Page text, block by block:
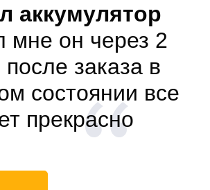
аккумулятор
мне он через 2
заказа в
состоянии все
прекрасно